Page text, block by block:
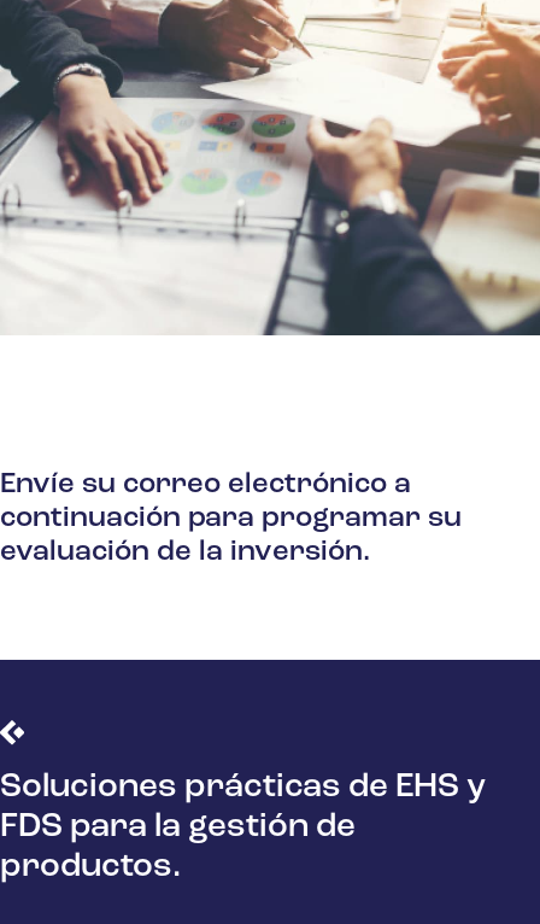
Envíe su correo electrónico a
continuación para programar su
evaluación de la inversión.
Soluciones prácticas de EHS y
FDS para la gestión de
productos.